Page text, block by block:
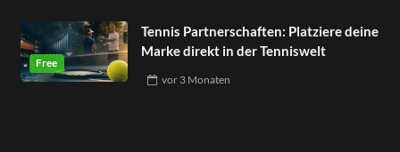
Tennis Partnerschaften: Platziere deine
Marke direkt in der Tenniswelt
vor 3 Monaten